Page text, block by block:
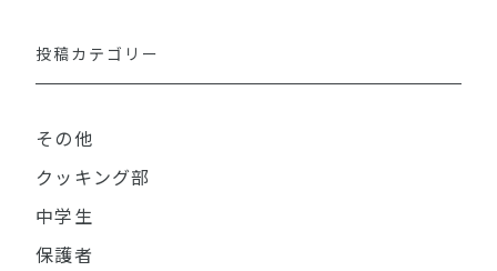
投稿カテゴリー
その他
クッキング部
中学生
保護者